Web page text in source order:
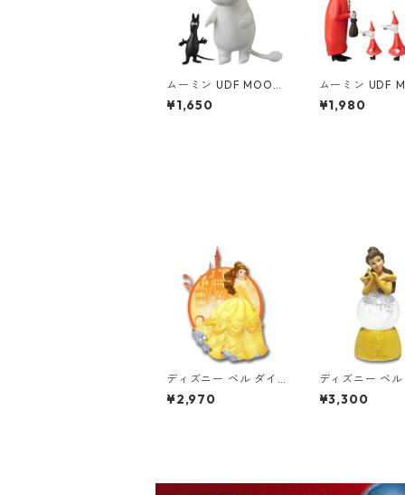
ムーミン UDF MOOMI
N ムーミントロール&
ソフス フィギュア
¥1,650
ムーミン UDF
N フィリフヨン
供3人セット フ
¥1,980
ディズニー ベル ダイ
カット ウッドウォール
アート DISNEY 美女と
¥2,970
ディズニー ベ
ンボーライトア
ォーターグロー
¥3,300